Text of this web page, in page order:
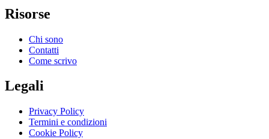
Risorse
Chi sono
Contatti
Come scrivo
Legali
Privacy Policy
Termini e condizioni
Cookie Policy